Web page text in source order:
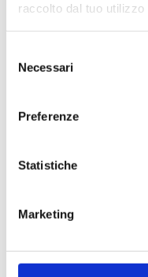
raccolto dal tuo
delNecessari
Preferenze
Statistiche
Marketing
und 17% liegen.
Holz
Cartiero